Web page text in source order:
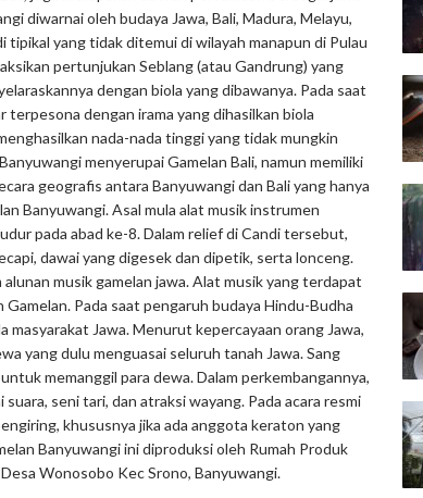
diwarnai oleh budaya Jawa, Bali, Madura, Melayu,
tipikal yang tidak ditemui di wilayah manapun di Pulau
pertunjukan Seblang (atau Gandrung) yang
dengan biola yang dibawanya. Pada saat
dengan irama yang dihasilkan biola
nada-nada tinggi yang tidak mungkin
menyerupai Gamelan Bali, namun memiliki
geografis antara Banyuwangi dan Bali yang hanya
Banyuwangi. Asal mula alat musik instrumen
pada abad ke-8. Dalam relief di Candi tersebut,
dawai yang digesek dan dipetik, serta lonceng.
musik gamelan jawa. Alat musik yang terdapat
Pada saat pengaruh budaya Hindu-Budha
masyarakat Jawa. Menurut kepercayaan orang Jawa,
yang dulu menguasai seluruh tanah Jawa. Sang
memanggil para dewa. Dalam perkembangannya,
seni tari, dan atraksi wayang. Pada acara resmi
khususnya jika ada anggota keraton yang
Banyuwangi ini diproduksi oleh Rumah Produk
Wonosobo Kec Srono, Banyuwangi.